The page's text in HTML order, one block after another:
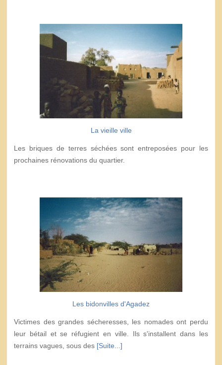
La vieille ville
Les briques de terres séchées sont entreposées pour les
prochaines rénovations du quartier.
Les bidonvilles d'Agadez
Victimes des grandes sécheresses, les nomades ont perdu
leur bétail et se réfugient en ville. Ils s'installent dans les
terrains vagues, sous des [Suite...]